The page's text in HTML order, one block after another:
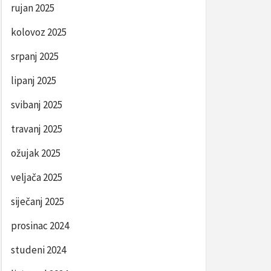
ŽZH:
ZA
rujan 2025
kolovoz 2025
srpanj 2025
lipanj 2025
svibanj 2025
travanj 2025
ožujak 2025
veljača 2025
siječanj 2025
prosinac 2024
studeni 2024